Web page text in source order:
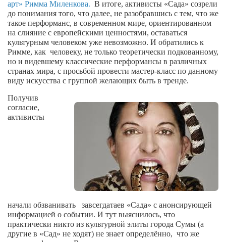
Артём Мяус
Александра Сокол
Барды
Владимир Айзенберг
Игорь Добровольский
Оксана Скоробагатская
Евгений Полюхович
Врач психиатр–нарколог Анплеев А.Б.
Косметологическое отделение КП Сумская
арт» Римма Миленкова. В итоге, активисты «Сада» созрели
до понимания того, что далее, не разобравшись с тем, что же
такое перформанс, в современном мире, ориентированном
на слияние с европейскими ценностями, оставаться
культурным человеком уже невозможно. И обратились к
Римме, как человеку, не только теоретически подкованному,
но и видевшему классические перформансы в различных
странах мира, с просьбой провести мастер-класс по данному
виду искусства с группой желающих быть в тренде.
Получив
согласие,
активисты
начали обзванивать завсегдатаев «Сада» с анонсирующей
информацией о событии. И тут выяснилось, что
практически никто из культурной элиты города Сумы (а
другие в «Сад» не ходят) не знает определённо, что же